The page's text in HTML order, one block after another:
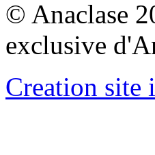
© Anaclase
exclusive
Creation site